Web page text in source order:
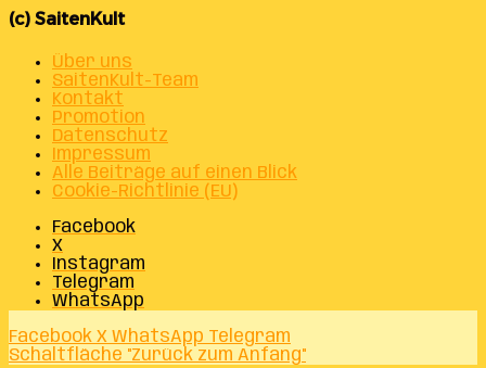
(c) SaitenKult
Über uns
SaitenKult-Team
Kontakt
Promotion
Datenschutz
Impressum
Alle Beiträge auf einen Blick
Cookie-Richtlinie (EU)
Facebook
X
Instagram
Telegram
WhatsApp
Facebook X WhatsApp Telegram
Schaltfläche "Zurück zum Anfang"